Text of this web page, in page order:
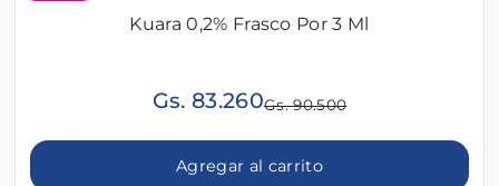
Kuara 0,2% Frasco Por 3 Ml
Gs. 83.260Gs. 90.500
Agregar al carrito